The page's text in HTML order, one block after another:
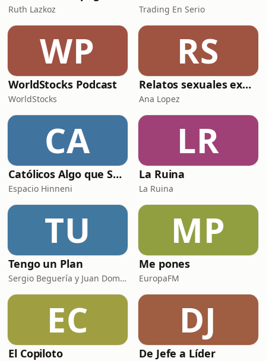
Ruth Lazkoz Trading En Serio
WP
WorldStocks Podcast
WorldStocks
RS
Relatos sexuales explícitos
Ana Lopez
CA
Católicos Algo que Saber
Espacio Hinneni
LR
La Ruina
La Ruina
TU
Tengo un Plan
Sergio Beguería y Juan Domínguez
MP
Me pones
EuropaFM
EC
El Copiloto
DJ
De Jefe a Líder